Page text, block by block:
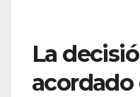
La
acordado